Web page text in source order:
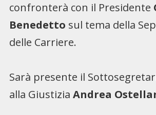
confronterà con il Presidente
Benedetto sul tema della
delle Carriere.
Sarà presente il
alla Giustizia Andrea